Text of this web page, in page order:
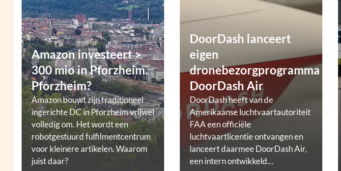
Amazon investeert >
300 mio in Pforzheim.
Pforzheim?
Amazon bouwt zijn traditioneel
ingerichte DC in Pforzheim vrijwel
volledig om. Het wordt een
robotgestuurd fulfilmentcentrum
voor kleinere artikelen. Waarom
juist daar?
DoorDash lanceert
eigen
dronebezorgprogramma
DoorDash Air
DoorDash heeft van de
Amerikaanse luchtvaartautoriteit
FAA een officiële
luchtvaartlicentie ontvangen en
lanceert daarmee DoorDash Air,
een intern ontwikkeld